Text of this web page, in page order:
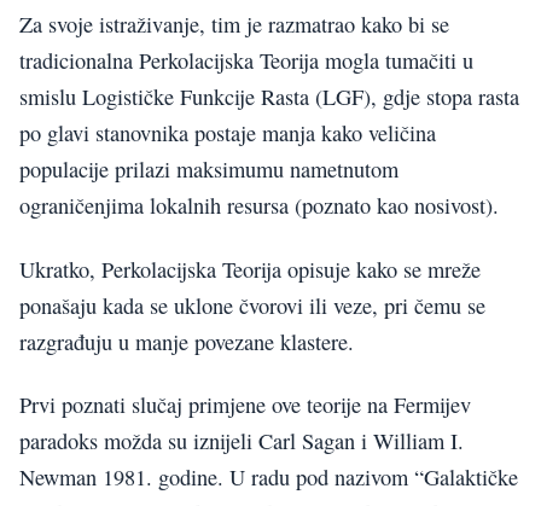
Za svoje istraživanje, tim je razmatrao kako bi se
tradicionalna Perkolacijska Teorija mogla tumačiti u
smislu Logističke Funkcije Rasta (LGF), gdje stopa rasta
po glavi stanovnika postaje manja kako veličina
populacije prilazi maksimumu nametnutom
ograničenjima lokalnih resursa (poznato kao nosivost).
Ukratko, Perkolacijska Teorija opisuje kako se mreže
ponašaju kada se uklone čvorovi ili veze, pri čemu se
razgrađuju u manje povezane klastere.
Prvi poznati slučaj primjene ove teorije na Fermijev
paradoks možda su iznijeli Carl Sagan i William I.
Newman 1981. godine. U radu pod nazivom “Galaktičke